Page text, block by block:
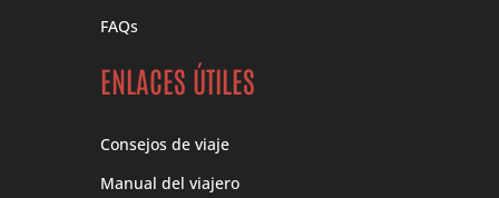
FAQs
ENLACES ÚTILES
Consejos de viaje
Manual del viajero